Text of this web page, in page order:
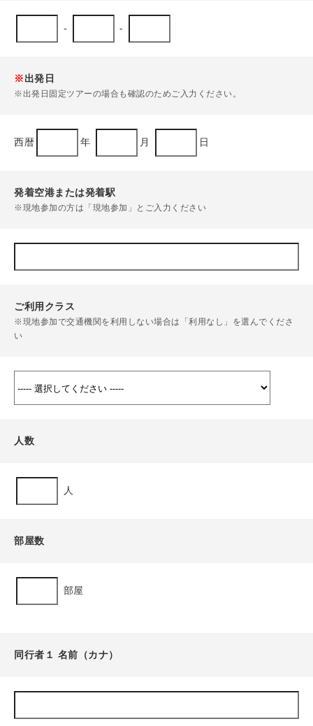
- -
※出発日
※出発日固定ツアーの場合も確認のためご入力ください。
西暦 年 月 日
発着空港または発着駅
※現地参加の方は「現地参加」とご入力ください
ご利用クラス
※現地参加で交通機関を利用しない場合は「利用なし」を選んでくださ
い
人数
人
部屋数
部屋
同行者１ 名前（カナ）